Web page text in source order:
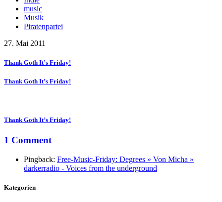
music
Musik
Piratenpartei
27. Mai 2011
Thank Goth It’s Friday!
Thank Goth It’s Friday!
Thank Goth It’s Friday!
1 Comment
Pingback: Free-Music-Friday: Degrees » Von Micha »
darkerradio - Voices from the underground
Kategorien